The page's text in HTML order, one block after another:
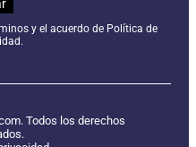
y el acuerdo de Política de
Todos los derechos